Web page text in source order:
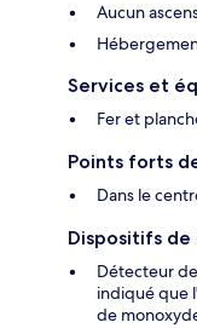
Aucun
Services et
Fer et
Points forts
Dans le
Dispositifs de
Détecteur
indiqué que
de